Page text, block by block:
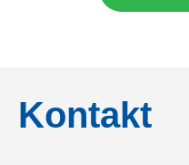
Kontakt